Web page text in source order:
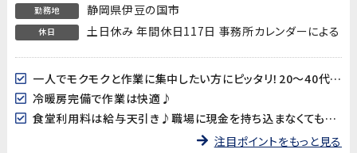
勤務地 静岡県伊豆の国市
休日 土日休み 年間休日117日 事務所カレンダーによる
一人でモクモクと作業に集中したい方にピッタリ！20～40代男女多数活躍中!!
冷暖房完備で作業は快適♪
食堂利用料は給与天引き♪職場に現金を持ち込まなくても大丈夫♪
注目ポイントをもっと見る